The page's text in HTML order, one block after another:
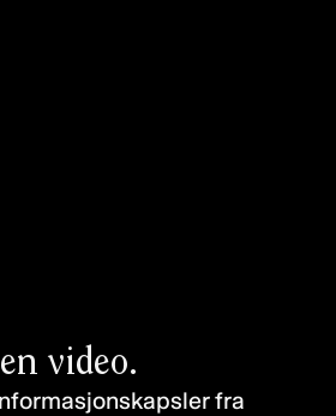
video.
fra